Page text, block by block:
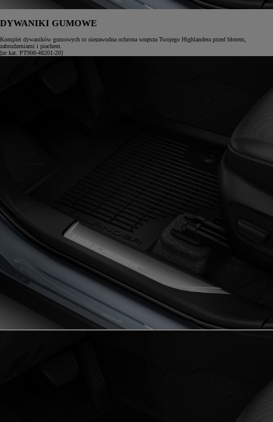
DYWANIKI GUMOWE
Komplet dywaników gumowych to niezawodna ochrona wnętrza Twojego Highlandera przed błotem,
zabrudzeniami i piachem.
[nr kat. PT908-48201-20]